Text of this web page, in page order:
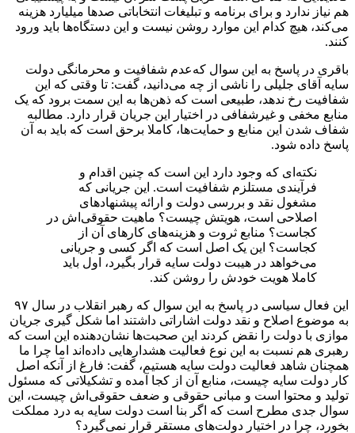
هم نیاز ندارد و برای برنامه و تبلیغات انتخاباتی صدها میلیارد هزینه
می‌کند، هیچ کدام این موارد روشن نیست و این دستگاه‌ها باید ورود
کنند.
باقری در پاسخ به این سوال که‌عدم شفافیت و محرمانگی دولت
سایه آقای جلیلی را ناشی از چه می‌دانید، گفت: تا وقتی که این
شفافیت رخ ندهد، طبیعی است که ذهن‌ها به این سمت برود که یک
منابع مخفی و غیرشفافی در اختیار این جریان قرار دارد. مطالبه
شفاف شدن این منابع و حمایت‌ها، کاملا برحق است که باید به آن
پاسخ داده شود.
نکته‌ای که وجود دارد این است که چنین اقدام و
فرآیندی مستلزم شفافیت است. این جریانی که
مشغول نقد و بررسی دولت و ارائه پیشنهادهای
اصلاحی است، هویتش چیست؟ ماهیت حقوقی‌اش در
کجاست؟‌ منابع ثروت و هزینه‌های کارهای آن از
کجاست؟ این یک اصل است که اگر کسی و جریانی
می‌خواهد در هیبت دولت سایه قرار بگیرد، اول باید
کاملا هویت خودش را روشن کند.
این فعال سیاسی در پاسخ به این سوال که رهبر انقلاب در سال ۹۷
به موضوع اصلاح و نقد دولت اشاراتی داشتند اما شکل گیری جریان
موازی با دولت را نقض کردند این صحبت‌ها نشان‌دهنده این است که
رهبری هم نسبت به این نوع فعالیت هشدارهایی داده‌اند اما چرا ما
همچنان شاهد فعالیت دولت سایه هستیم، گفت: فارغ از آنکه اصل
کار دولت سایه چیست، منابع آن از کجا آمده و تشکیلاتی که مسئول
تولید و محتوا است و مبانی حقوقی و ضعف حقوقی‌اش چیست، این
سوال جدی مطرح است که اگر بنا است دولت سایه به درد مملکت
بخورد، چرا در اختیار دولت‌های مستقر قرار نمی‌گیرد؟